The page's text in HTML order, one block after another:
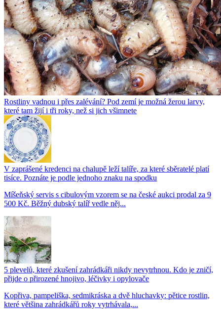
Rostliny vadnou i přes zalévání? Pod zemí je možná žerou larvy,
které tam žijí i tři roky, než si jich všimnete
V zaprášené kredenci na chalupě leží talíře, za které sběratelé platí
tisíce. Poznáte je podle jednoho znaku na spodku
Míšeňský servis s cibulovým vzorem se na české aukci prodal za 9
500 Kč. Běžný dubský talíř vedle něj...
5 plevelů, které zkušení zahrádkáři nikdy nevytrhnou. Kdo je zničí,
přijde o přirozené hnojivo, léčivky i opylovače
Kopřiva, pampeliška, sedmikráska a dvě hluchavky: pětice rostlin,
které většina zahrádkářů roky vytrhávala,...